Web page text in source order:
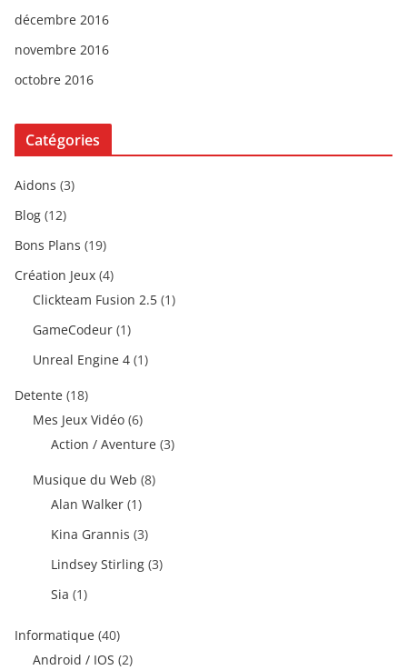
décembre 2016
novembre 2016
octobre 2016
Catégories
Aidons (3)
Blog (12)
Bons Plans (19)
Création Jeux (4)
Clickteam Fusion 2.5 (1)
GameCodeur (1)
Unreal Engine 4 (1)
Detente (18)
Mes Jeux Vidéo (6)
Action / Aventure (3)
Musique du Web (8)
Alan Walker (1)
Kina Grannis (3)
Lindsey Stirling (3)
Sia (1)
Informatique (40)
Android / IOS (2)